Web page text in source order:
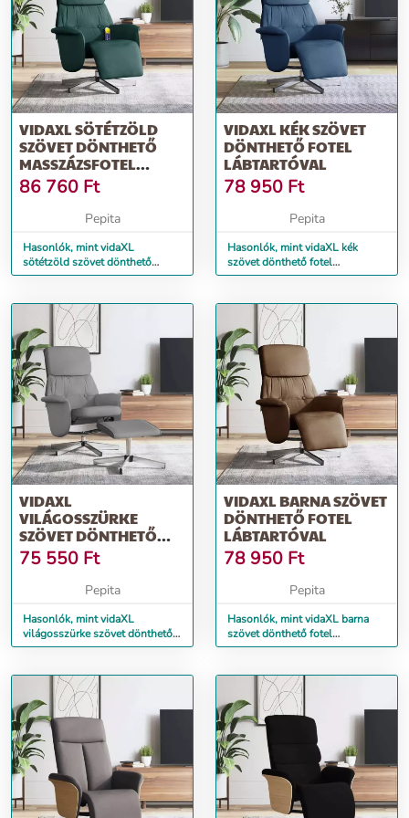
VIDAXL SÖTÉTZÖLD
SZÖVET DÖNTHETŐ
MASSZÁZSFOTEL
LÁBTARTÓVAL
86 760 Ft
Pepita
Hasonlók, mint vidaXL
sötétzöld szövet dönthető
masszázsfotel lábtartóval
VIDAXL KÉK SZÖVET
DÖNTHETŐ FOTEL
LÁBTARTÓVAL
78 950 Ft
Pepita
Hasonlók, mint vidaXL kék
szövet dönthető fotel
lábtartóval
VIDAXL
VILÁGOSSZÜRKE
SZÖVET DÖNTHETŐ
FOTEL LÁBTARTÓVAL
75 550 Ft
Pepita
Hasonlók, mint vidaXL
világosszürke szövet dönthető
fotel lábtartóval
VIDAXL BARNA SZÖVET
DÖNTHETŐ FOTEL
LÁBTARTÓVAL
78 950 Ft
Pepita
Hasonlók, mint vidaXL barna
szövet dönthető fotel
lábtartóval